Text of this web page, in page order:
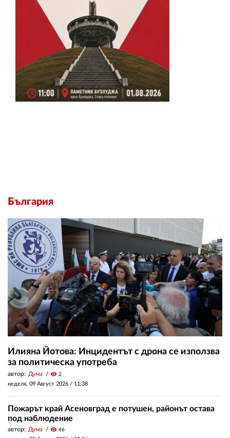
България
Илияна Йотова: Инцидентът с дрона се използва
за политическа употреба
автор: Дума visibility 2
неделя, 09 Август 2026 / 11:38
Пожарът край Асеновград е потушен, районът остава
под наблюдение
автор: Дума visibility 46